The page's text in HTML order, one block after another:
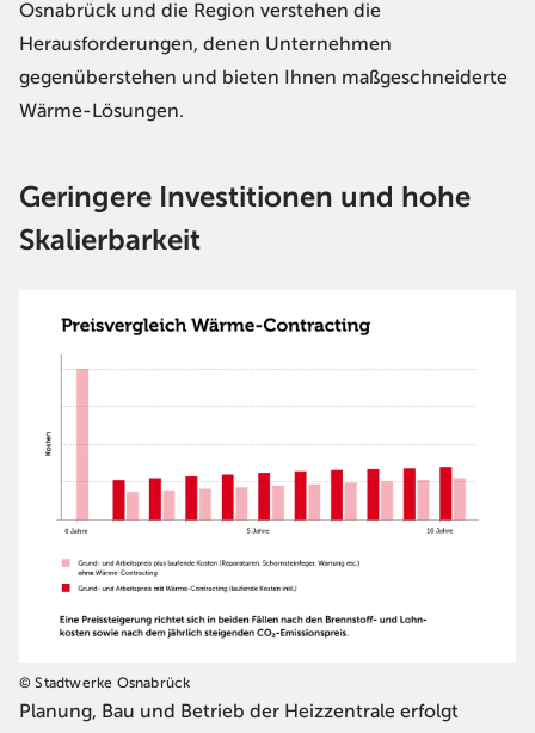
Osnabrück und die Region verstehen die
Herausforderungen, denen Unternehmen
gegenüberstehen und bieten Ihnen maßgeschneiderte
Wärme-Lösungen.
Geringere Investitionen und hohe
Skalierbarkeit
© Stadtwerke Osnabrück
Planung, Bau und Betrieb der Heizzentrale erfolgt